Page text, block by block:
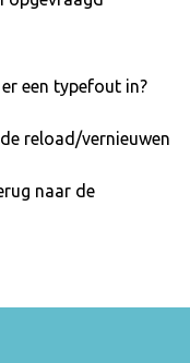
een typefout in?
reload/vernieuwen
naar de